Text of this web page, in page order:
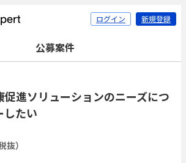
ログイン 新規登録
公募案件
促進ソリューションのニーズにつ
したい
抜）